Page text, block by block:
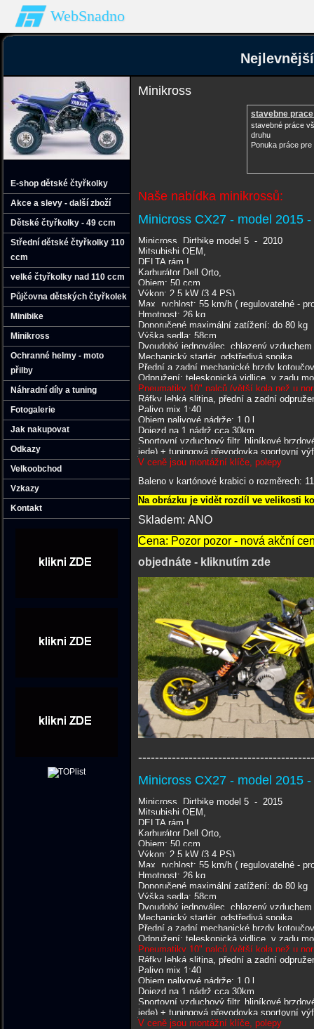
WebSnadno
E-shop dětské čtyřkolky
Akce a slevy - další zboží
Dětské čtyřkolky - 49 ccm
Střední dětské čtyřkolky 110
ccm
velké čtyřkolky nad 110 ccm
Půjčovna dětských čtyřkolek
Minibike
Minikross
Ochranné helmy - moto
přilby
Náhradní díly a tuning
Fotogalerie
Jak nakupovat
Odkazy
Velkoobchod
Vzkazy
Kontakt
Minikross
stavebne
stavebné práce
druhu
Ponuka práce pre
Naše nabídka minikrossů:
Minicross CX27 - model 2015
Minicross, Dirtbike model 5 - 2010
Mitsubishi OEM,
DELTA rám !
Karburátor Dell Orto,
Objem: 50 ccm
Výkon: 2,5 kW (3.4 PS)
Max. rychlost: 55 km/h ( regulovatelné -
Hmotnost: 26 kg
Doporučené maximální zatížení: do 80 kg
Výška sedla: 58cm
Dvoudobý jednoválec, chlazený vzduchem
Mechanický startér, odstředivá spojka
Přední a zadní mechanické brzdy
Odpružení: teleskopická vidlice, v zadu
Pneumatiky 10" palců (větší kola než u
Ráfky lehká slitina, přední a zadní
Palivo mix 1:40
Objem palivové nádrže: 1,0 l
Dojezd na 1 nádrž cca 30km
Sportovní vzduchový filtr, hliníkové
jede) + tuningová převodovka sportovní
V ceně jsou montážní klíče, polepy
Baleno v kartónové krabici o rozměrech:
Na obrázku je vidět rozdíl ve velikosti
Skladem: ANO
Cena: Pozor pozor - nová akční
objednáte - kliknutím zde
Minicross CX27 - model 2015
Minicross, Dirtbike model 5 - 2015
Mitsubishi OEM,
DELTA rám !
Karburátor Dell Orto,
Objem: 50 ccm
Výkon: 2,5 kW (3.4 PS)
Max. rychlost: 55 km/h ( regulovatelné -
Hmotnost: 26 kg
Doporučené maximální zatížení: do 80 kg
Výška sedla: 58cm
Dvoudobý jednoválec, chlazený vzduchem
Mechanický startér, odstředivá spojka
Přední a zadní mechanické brzdy
Odpružení: teleskopická vidlice, v zadu
Pneumatiky 10" palců (větší kola než u
Ráfky lehká slitina, přední a zadní
Palivo mix 1:40
Objem palivové nádrže: 1,0 l
Dojezd na 1 nádrž cca 30km
Sportovní vzduchový filtr, hliníkové
jede) + tuningová převodovka sportovní
V ceně jsou montážní klíče, polepy